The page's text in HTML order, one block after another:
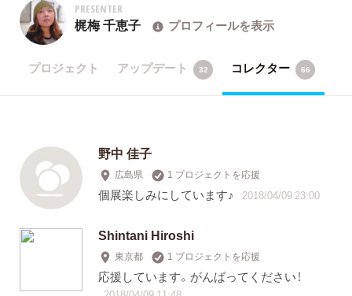
PRESENTER
梶梅 千恵子 プロフィールを表示
プロジェクト アップデート 32 コレクター 66
野中 佳子
広島県 1 プロジェクトを応援
個展楽しみにしています♪ 2018/04/09 23:00
Shintani Hiroshi
東京都 1 プロジェクトを応援
応援しています。がんばってください！